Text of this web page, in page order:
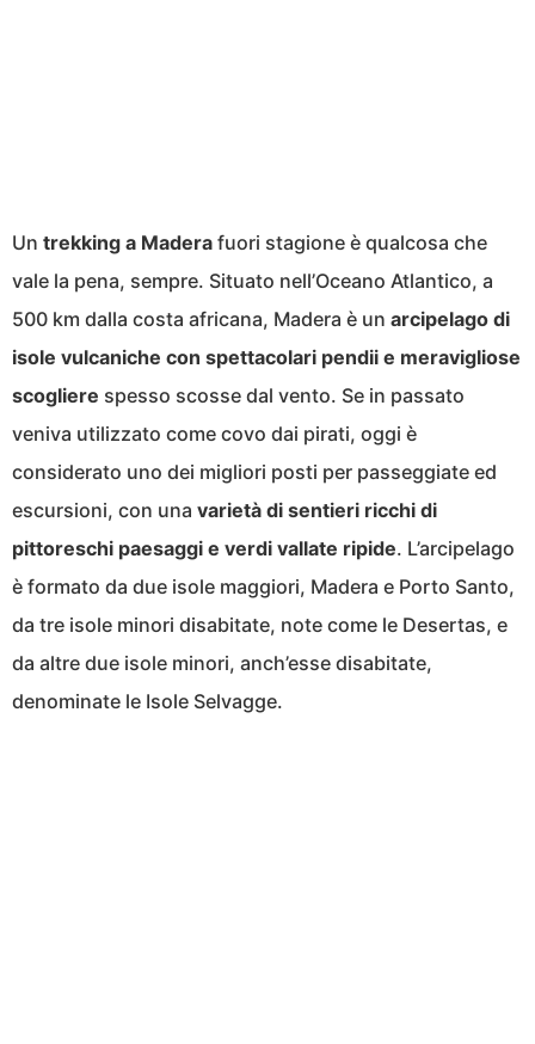
Un trekking a Madera fuori stagione è qualcosa che
vale la pena, sempre. Situato nell’Oceano Atlantico, a
500 km dalla costa africana, Madera è un arcipelago di
isole vulcaniche con spettacolari pendii e meravigliose
scogliere spesso scosse dal vento. Se in passato
veniva utilizzato come covo dai pirati, oggi è
considerato uno dei migliori posti per passeggiate ed
escursioni, con una varietà di sentieri ricchi di
pittoreschi paesaggi e verdi vallate ripide. L’arcipelago
è formato da due isole maggiori, Madera e Porto Santo,
da tre isole minori disabitate, note come le Desertas, e
da altre due isole minori, anch’esse disabitate,
denominate le Isole Selvagge.